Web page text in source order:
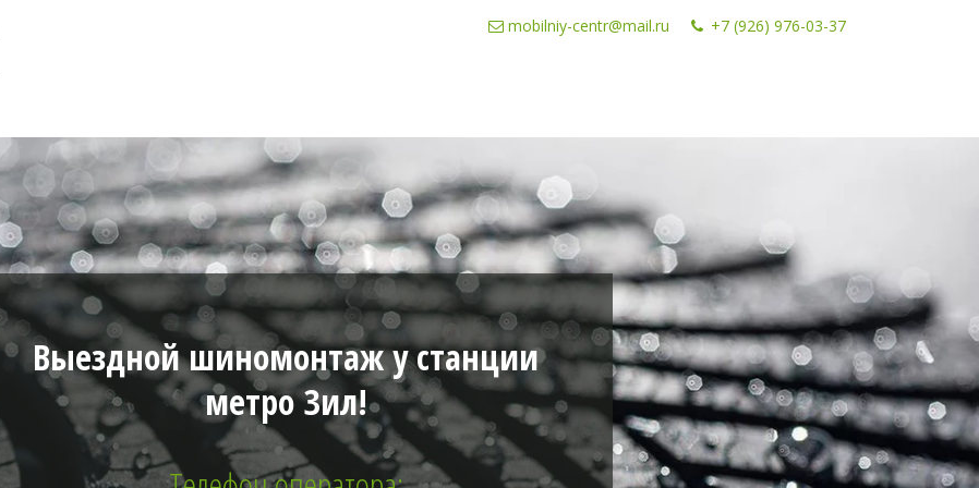
+7 (926) 976-03-37
mobilniy-centr@mail.ru
Выездной шиномонтаж у станции
метро Зил!